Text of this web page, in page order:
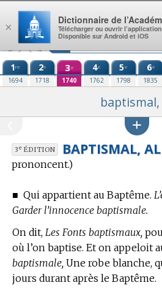
Aller au contenu
1re
1694
2e
1718
3e
1740
4e
1762
5e
1798
6e
1835
baptismal,
3eÉDITION BAPTISMAL,
prononcent.)
■ Qui appartient au Baptême.
Garder l’innocence baptismale.
On dit, Les Fonts baptismaux,
où l’on baptise. Et on appeloit
baptismale, Une robe blanche,
jours durant après le Baptême.
×
Dictionnaire de
Télécharger ou ouvrir l’application
Disponible sur Android et iOS